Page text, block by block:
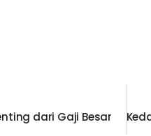
dari Gaji Besar